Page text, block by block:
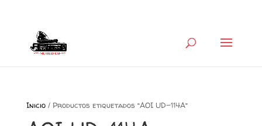
Inicio/ Productos etiquetados “AOI UD-114A”